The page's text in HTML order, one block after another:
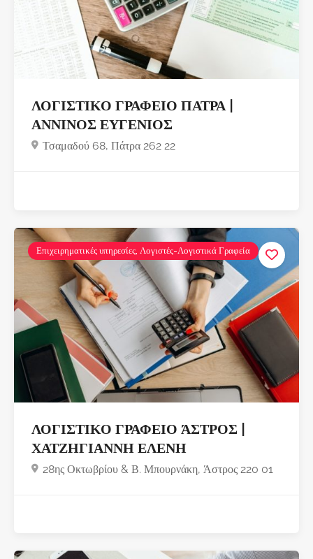
ΛΟΓΙΣΤΙΚΟ ΓΡΑΦΕΙΟ ΠΑΤΡΑ |
ΑΝΝΙΝΟΣ ΕΥΓΕΝΙΟΣ
Τσαμαδού 68, Πάτρα 262 22
Επιχειρηματικές υπηρεσίες, Λογιστές-Λογιστικά Γραφεία
ΛΟΓΙΣΤΙΚΟ ΓΡΑΦΕΙΟ ΆΣΤΡΟΣ |
ΧΑΤΖΗΓΙΑΝΝΗ ΕΛΕΝΗ
28ης Οκτωβρίου & Β. Μπουρνάκη, Άστρος 220 01